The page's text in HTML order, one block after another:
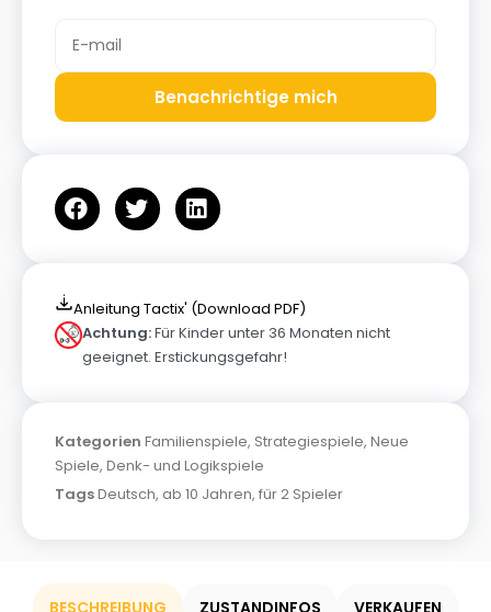
Benachrichtige mich
Anleitung Tactix' (Download PDF)
Achtung:Für Kinder unter 36 Monaten nicht
geeignet. Erstickungsgefahr!
Kategorien Familienspiele, Strategiespiele, Neue
Spiele, Denk- und Logikspiele
TagsDeutsch, ab 10 Jahren, für 2 Spieler